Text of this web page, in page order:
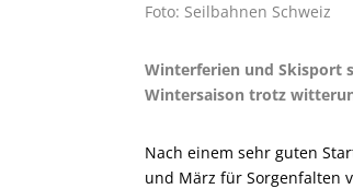
Foto: Seilbahnen Schweiz
Winterferien und Skisport
Wintersaison trotz
Nach einem sehr guten
und März für Sorgenfalten